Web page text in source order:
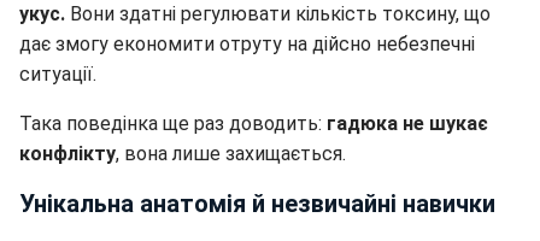
укус. Вони здатні регулювати кількість токсину, що
дає змогу економити отруту на дійсно небезпечні
ситуації.
Така поведінка ще раз доводить: гадюка не шукає
конфлікту, вона лише захищається.
Унікальна анатомія й незвичайні навички